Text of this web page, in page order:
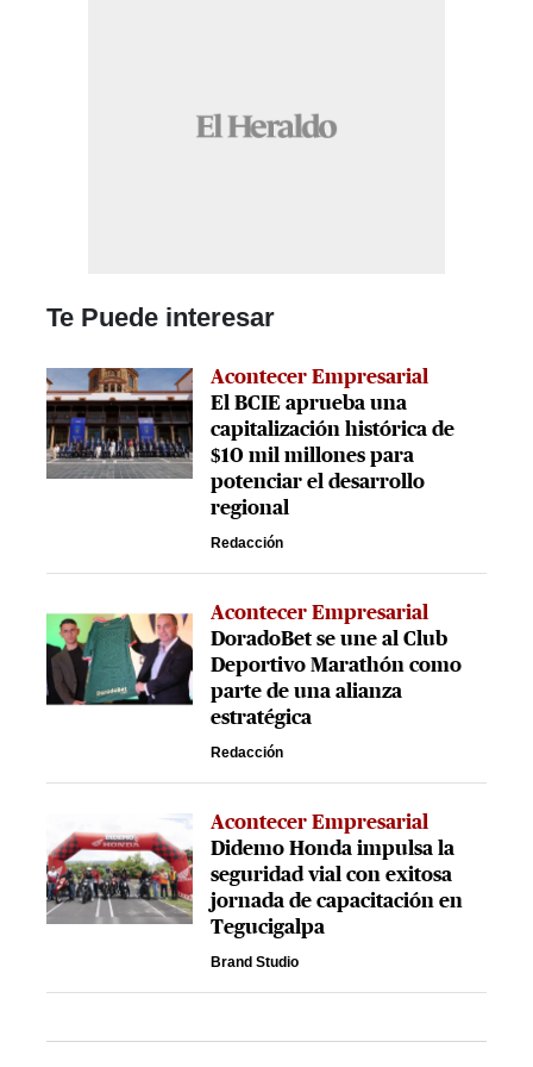
Te Puede interesar
Acontecer Empresarial
El BCIE aprueba una
capitalización histórica de
$10 mil millones para
potenciar el desarrollo
regional
Redacción
Acontecer Empresarial
DoradoBet se une al Club
Deportivo Marathón como
parte de una alianza
estratégica
Redacción
Acontecer Empresarial
Didemo Honda impulsa la
seguridad vial con exitosa
jornada de capacitación en
Tegucigalpa
Brand Studio